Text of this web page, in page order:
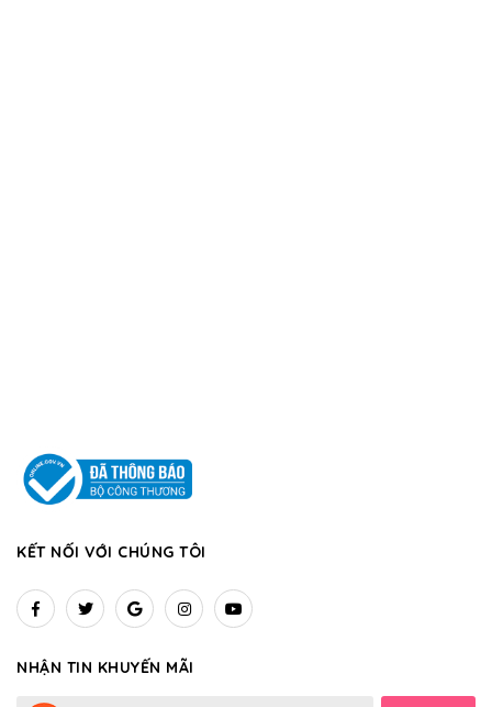
KẾT NỐI VỚI CHÚNG TÔI
NHẬN TIN KHUYẾN MÃI